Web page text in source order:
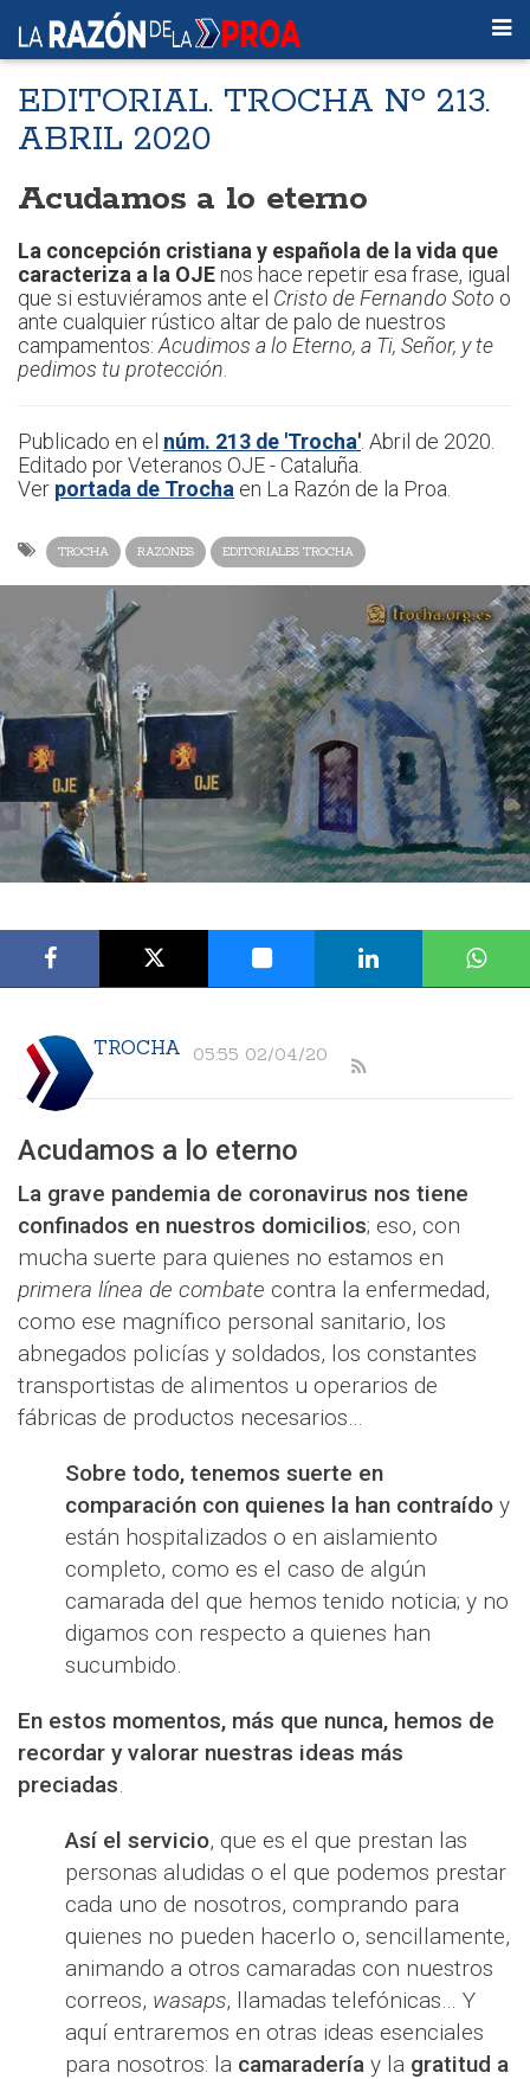
EDITORIAL. TROCHA Nº 213.
ABRIL 2020
Acudamos a lo eterno
La concepción cristiana y española de la vida que
caracteriza a la OJE nos hace repetir esa frase, igual
que si estuviéramos ante el Cristo de Fernando Soto o
ante cualquier rústico altar de palo de nuestros
campamentos: Acudimos a lo Eterno, a Ti, Señor, y te
pedimos tu protección
Publicado en el núm. 213 de 'Trocha' . Abril de 2020.
Editado por Veteranos OJE - Cataluña.
Ver portada de Trocha en La Razón de la Proa.
TROCHA RAZONES EDITORIALES TROCHA
TROCHA 05:55 02/04/20
Acudamos a lo eterno
La grave pandemia de coronavirus nos tiene
confinados en nuestros domicilios; eso, con
mucha suerte para quienes no estamos en
primera línea de combate contra la enfermedad,
como ese magnífico personal sanitario, los
abnegados policías y soldados, los constantes
transportistas de alimentos u operarios de
fábricas de productos necesarios…
Sobre todo, tenemos suerte en
comparación con quienes la han contraído y
están hospitalizados o en aislamiento
completo, como es el caso de algún
camarada del que hemos tenido noticia; y no
digamos con respecto a quienes han
sucumbido.
En estos momentos, más que nunca, hemos de
recordar y valorar nuestras ideas más
preciadas.
Así el servicio, que es el que prestan las
personas aludidas o el que podemos prestar
cada uno de nosotros, comprando para
quienes no pueden hacerlo o, sencillamente,
animando a otros camaradas con nuestros
correos, wasaps, llamadas telefónicas… Y
aquí entraremos en otras ideas esenciales
para nosotros: la camaradería y la gratitud a